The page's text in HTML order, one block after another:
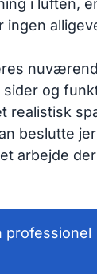
i luften,
ingen
og
realistisk
beslutte
arbejde
professionel